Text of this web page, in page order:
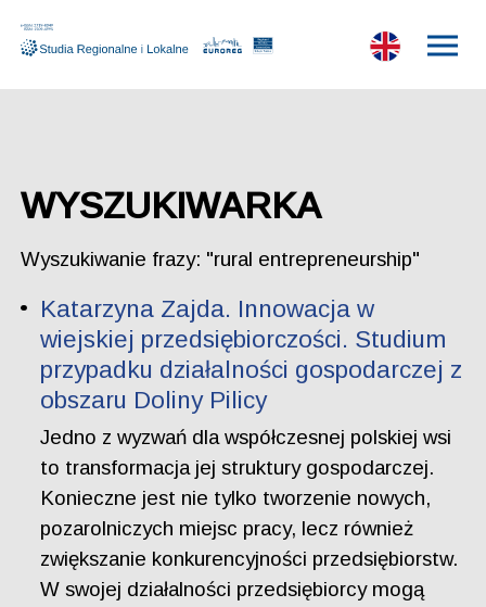
WYSZUKIWARKA
Wyszukiwanie frazy: "rural entrepreneurship"
Katarzyna Zajda. Innowacja w
wiejskiej przedsiębiorczości. Studium
przypadku działalności gospodarczej z
obszaru Doliny Pilicy
Jedno z wyzwań dla współczesnej polskiej wsi
to transformacja jej struktury gospodarczej.
Konieczne jest nie tylko tworzenie nowych,
pozarolniczych miejsc pracy, lecz również
zwiększanie konkurencyjności przedsiębiorstw.
W swojej działalności przedsiębiorcy mogą